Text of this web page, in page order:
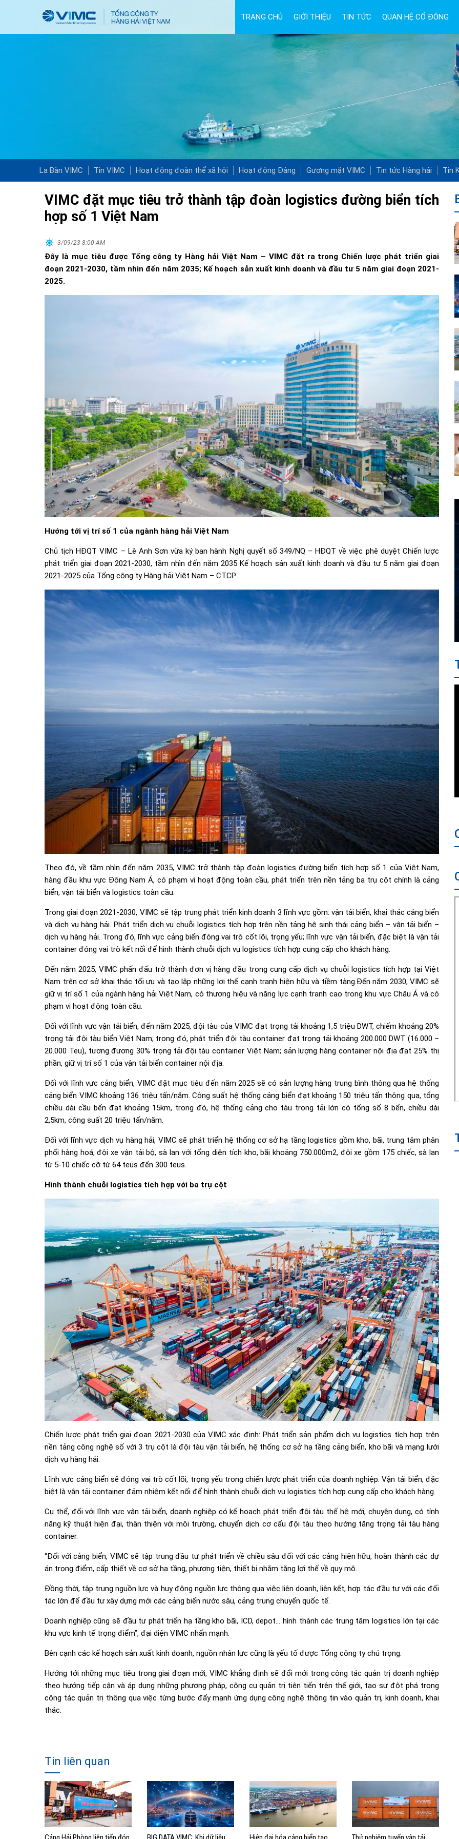
TRANG CHỦ GIỚI THIỆU TIN TỨC QUAN HỆ CỔ ĐÔNG
La Bàn VIMC Tin VIMC Hoạt động đoàn thể xã hội Hoạt động Đảng Gương mặt VIMC Tin tức Hàng hải Tin
VIMC đặt mục tiêu trở thành tập đoàn logistics đường biển tích
hợp số 1 Việt Nam
3/09/23 8:00 AM
Đây là mục tiêu được Tổng công ty Hàng hải Việt Nam – VIMC đặt ra trong Chiến lược phát triển giai
đoạn 2021-2030, tầm nhìn đến năm 2035; Kế hoạch sản xuất kinh doanh và đầu tư 5 năm giai đoạn 2021-
2025.
Hướng tới vị trí số 1 của ngành hàng hải Việt Nam
Chủ tịch HĐQT VIMC – Lê Anh Sơn vừa ký ban hành Nghị quyết số 349/NQ – HĐQT về việc phê duyệt Chiến lược
phát triển giai đoạn 2021-2030, tầm nhìn đến năm 2035 Kế hoạch sản xuất kinh doanh và đầu tư 5 năm giai đoạn
2021-2025 của Tổng công ty Hàng hải Việt Nam – CTCP.
Theo đó, về tầm nhìn đến năm 2035, VIMC trở thành tập đoàn logistics đường biển tích hợp số 1 của Việt Nam,
hàng đầu khu vực Đông Nam Á, có phạm vi hoạt động toàn cầu, phát triển trên nền tảng ba trụ cột chính là cảng
biển, vận tải biển và logistics toàn cầu.
Trong giai đoạn 2021-2030, VIMC sẽ tập trung phát triển kinh doanh 3 lĩnh vực gồm: vận tải biển, khai thác cảng biển
và dịch vụ hàng hải. Phát triển dịch vụ chuỗi logistics tích hợp trên nền tảng hệ sinh thái cảng biển – vận tải biển –
dịch vụ hàng hải. Trong đó, lĩnh vực cảng biển đóng vai trò cốt lõi, trọng yếu; lĩnh vực vận tải biển, đặc biệt là vận tải
container đóng vai trò kết nối để hình thành chuỗi dịch vụ logistics tích hợp cung cấp cho khách hàng.
Đến năm 2025, VIMC phấn đấu trở thành đơn vị hàng đầu trong cung cấp dịch vụ chuỗi logistics tích hợp tại Việt
Nam trên cơ sở khai thác tối ưu và tạo lập những lợi thế cạnh tranh hiện hữu và tiềm tàng.Đến năm 2030, VIMC sẽ
giữ vị trí số 1 của ngành hàng hải Việt Nam, có thương hiệu và năng lực cạnh tranh cao trong khu vực Châu Á và có
phạm vi hoạt động toàn cầu.
Đối với lĩnh vực vận tải biển, đến năm 2025, đội tàu của VIMC đạt trọng tải khoảng 1,5 triệu DWT, chiếm khoảng 20%
trọng tải đội tàu biển Việt Nam; trong đó, phát triển đội tàu container đạt trọng tải khoảng 200.000 DWT (16.000 –
20.000 Teu), tương đương 30% trọng tải đội tàu container Việt Nam; sản lượng hàng container nội địa đạt 25% thị
phần, giữ vị trí số 1 của vận tải biển container nội địa.
Đối với lĩnh vực cảng biển, VIMC đặt mục tiêu đến năm 2025 sẽ có sản lượng hàng trung bình thông qua hệ thống
cảng biển VIMC khoảng 136 triệu tấn/năm. Công suất hệ thống cảng biển đạt khoảng 150 triệu tấn thông qua, tổng
chiều dài cầu bến đạt khoảng 15km, trong đó, hệ thống cảng cho tàu trọng tải lớn có tổng số 8 bến, chiều dài
2,5km, công suất 20 triệu tấn/năm.
Đối với lĩnh vực dịch vụ hàng hải, VIMC sẽ phát triển hệ thống cơ sở hạ tầng logistics gồm kho, bãi, trung tâm phân
phối hàng hoá, đội xe vận tải bộ, sà lan với tổng diện tích kho, bãi khoảng 750.000m2, đội xe gồm 175 chiếc, sà lan
từ 5-10 chiếc cỡ từ 64 teus đến 300 teus.
Hình thành chuỗi logistics tích hợp với ba trụ cột
Chiến lược phát triển giai đoạn 2021-2030 của VIMC xác định: Phát triển sản phẩm dịch vụ logistics tích hợp trên
nền tảng công nghệ số với 3 trụ cột là đội tàu vận tải biển, hệ thống cơ sở hạ tầng cảng biển, kho bãi và mạng lưới
dịch vụ hàng hải.
Lĩnh vực cảng biển sẽ đóng vai trò cốt lõi, trọng yếu trong chiến lược phát triển của doanh nghiệp. Vận tải biển, đặc
biệt là vận tải container đảm nhiệm kết nối để hình thành chuỗi dịch vụ logistics tích hợp cung cấp cho khách hàng.
Cụ thể, đối với lĩnh vực vận tải biển, doanh nghiệp có kế hoạch phát triển đội tàu thế hệ mới, chuyên dụng, có tính
năng kỹ thuật hiện đại, thân thiện với môi trường, chuyển dịch cơ cấu đội tàu theo hướng tăng trọng tải tàu hàng
container.
“Đối với cảng biển, VIMC sẽ tập trung đầu tư phát triển về chiều sâu đối với các cảng hiện hữu, hoàn thành các dự
án trọng điểm, cấp thiết về cơ sở hạ tầng, phương tiện, thiết bị nhằm tăng lợi thế về quy mô.
Đồng thời, tập trung nguồn lực và huy động nguồn lực thông qua việc liên doanh, liên kết, hợp tác đầu tư với các đối
tác lớn để đầu tư xây dựng mới các cảng biển nước sâu, cảng trung chuyển quốc tế.
Doanh nghiệp cũng sẽ đầu tư phát triển hạ tầng kho bãi, ICD, depot… hình thành các trung tâm logistics lớn tại các
khu vực kinh tế trọng điểm”, đại diện VIMC nhấn mạnh.
Bên cạnh các kế hoạch sản xuất kinh doanh, nguồn nhân lực cũng là yếu tố được Tổng công ty chú trọng.
Hướng tới những mục tiêu trong giai đoạn mới, VIMC khẳng định sẽ đổi mới trong công tác quản trị doanh nghiệp
theo hướng tiếp cận và áp dụng những phương pháp, công cụ quản trị tiên tiến trên thế giới, tạo sự đột phá trong
công tác quản trị thông qua việc từng bước đẩy mạnh ứng dụng công nghệ thông tin vào quản trị, kinh doanh, khai
thác.
Tin liên quan